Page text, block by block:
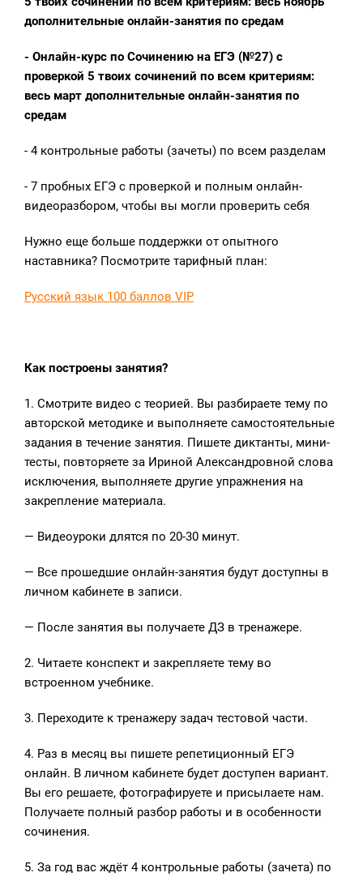
дополнительные онлайн-занятия по средам
- Онлайн-курс по Сочинению на ЕГЭ (№27) с
проверкой 5 твоих сочинений по всем критериям:
весь март дополнительные онлайн-занятия по
средам
- 4 контрольные работы (зачеты) по всем разделам
- 7 пробных ЕГЭ с проверкой и полным онлайн-
видеоразбором, чтобы вы могли проверить себя
Нужно еще больше поддержки от опытного
наставника? Посмотрите тарифный план:
Русский язык 100 баллов VIP
Как построены занятия?
1. Смотрите видео с теорией. Вы разбираете тему по
авторской методике и выполняете самостоятельные
задания в течение занятия. Пишете диктанты, мини-
тесты, повторяете за Ириной Александровной слова
исключения, выполняете другие упражнения на
закрепление материала.
— Видеоуроки длятся по 20-30 минут.
— Все прошедшие онлайн-занятия будут доступны в
личном кабинете в записи.
— После занятия вы получаете ДЗ в тренажере.
2. Читаете конспект и закрепляете тему во
встроенном учебнике.
3. Переходите к тренажеру задач тестовой части.
4. Раз в месяц вы пишете репетиционный ЕГЭ
онлайн. В личном кабинете будет доступен вариант.
Вы его решаете, фотографируете и присылаете нам.
Получаете полный разбор работы и в особенности
сочинения.
5. За год вас ждёт 4 контрольные работы (зачета) по